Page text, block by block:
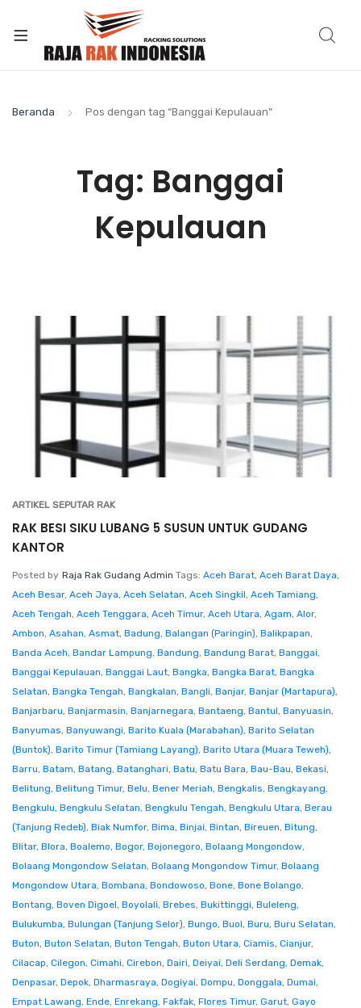
Beranda Pos dengan tag “Banggai Kepulauan”
Tag: Banggai
Kepulauan
ARTIKEL SEPUTAR RAK
RAK BESI SIKU LUBANG 5 SUSUN UNTUK GUDANG
KANTOR
Posted by Raja Rak Gudang Admin Tags: Aceh Barat, Aceh Barat Daya,
Aceh Besar, Aceh Jaya, Aceh Selatan, Aceh Singkil, Aceh Tamiang,
Aceh Tengah, Aceh Tenggara, Aceh Timur, Aceh Utara, Agam, Alor,
Ambon, Asahan, Asmat, Badung, Balangan (Paringin), Balikpapan,
Banda Aceh, Bandar Lampung, Bandung, Bandung Barat, Banggai,
Banggai Kepulauan, Banggai Laut, Bangka, Bangka Barat, Bangka
Selatan, Bangka Tengah, Bangkalan, Bangli, Banjar, Banjar (Martapura),
Banjarbaru, Banjarmasin, Banjarnegara, Bantaeng, Bantul, Banyuasin,
Banyumas, Banyuwangi, Barito Kuala (Marabahan), Barito Selatan
(Buntok), Barito Timur (Tamiang Layang), Barito Utara (Muara Teweh),
Barru, Batam, Batang, Batanghari, Batu, Batu Bara, Bau-Bau, Bekasi,
Belitung, Belitung Timur, Belu, Bener Meriah, Bengkalis, Bengkayang,
Bengkulu, Bengkulu Selatan, Bengkulu Tengah, Bengkulu Utara, Berau
(Tanjung Redeb), Biak Numfor, Bima, Binjai, Bintan, Bireuen, Bitung,
Blitar, Blora, Boalemo, Bogor, Bojonegoro, Bolaang Mongondow,
Bolaang Mongondow Selatan, Bolaang Mongondow Timur, Bolaang
Mongondow Utara, Bombana, Bondowoso, Bone, Bone Bolango,
Bontang, Boven Digoel, Boyolali, Brebes, Bukittinggi, Buleleng,
Bulukumba, Bulungan (Tanjung Selor), Bungo, Buol, Buru, Buru Selatan,
Buton, Buton Selatan, Buton Tengah, Buton Utara, Ciamis, Cianjur,
Cilacap, Cilegon, Cimahi, Cirebon, Dairi, Deiyai, Deli Serdang, Demak,
Denpasar, Depok, Dharmasraya, Dogiyai, Dompu, Donggala, Dumai,
Empat Lawang, Ende, Enrekang, Fakfak, Flores Timur, Garut, Gayo